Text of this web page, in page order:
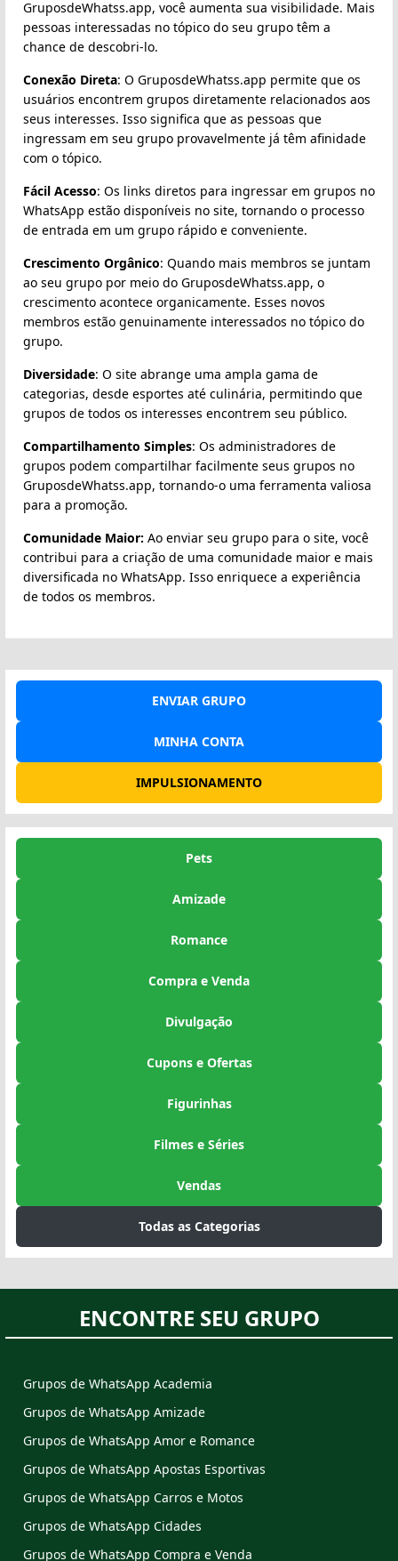
GruposdeWhatss.app, você aumenta sua visibilidade. Mais
pessoas interessadas no tópico do seu grupo têm a
chance de descobri-lo.
Conexão Direta: O GruposdeWhatss.app permite que os
usuários encontrem grupos diretamente relacionados aos
seus interesses. Isso significa que as pessoas que
ingressam em seu grupo provavelmente já têm afinidade
com o tópico.
Fácil Acesso: Os links diretos para ingressar em grupos no
WhatsApp estão disponíveis no site, tornando o processo
de entrada em um grupo rápido e conveniente.
Crescimento Orgânico: Quando mais membros se juntam
ao seu grupo por meio do GruposdeWhatss.app, o
crescimento acontece organicamente. Esses novos
membros estão genuinamente interessados no tópico do
grupo.
Diversidade: O site abrange uma ampla gama de
categorias, desde esportes até culinária, permitindo que
grupos de todos os interesses encontrem seu público.
Compartilhamento Simples: Os administradores de
grupos podem compartilhar facilmente seus grupos no
GruposdeWhatss.app, tornando-o uma ferramenta valiosa
para a promoção.
Comunidade Maior: Ao enviar seu grupo para o site, você
contribui para a criação de uma comunidade maior e mais
diversificada no WhatsApp. Isso enriquece a experiência
de todos os membros.
ENVIAR GRUPO
MINHA CONTA
IMPULSIONAMENTO
Pets
Amizade
Romance
Compra e Venda
Divulgação
Cupons e Ofertas
Figurinhas
Filmes e Séries
Vendas
Todas as Categorias
ENCONTRE SEU GRUPO
Grupos de WhatsApp Academia
Grupos de WhatsApp Amizade
Grupos de WhatsApp Amor e Romance
Grupos de WhatsApp Apostas Esportivas
Grupos de WhatsApp Carros e Motos
Grupos de WhatsApp Cidades
Grupos de WhatsApp Compra e Venda